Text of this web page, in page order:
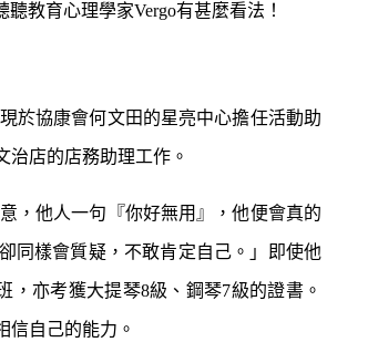
教育心理學家Vergo有甚麼看法！
於協康會何文田的星亮中心擔任活動助
治店的店務助理工作。
，他人一句『你好無用』，他便會真的
同樣會質疑，不敢肯定自己。」即使他
，亦考獲大提琴8級、鋼琴7級的證書。
信自己的能力。
件
留
潔大
+牆
霉
1
賽」報名反應熱烈 參賽學校學
免費參加｜2025-26「田叔叔英
語閱讀計劃」正式公開招募！累
積受惠達118,000家庭
3
女青研究近半SEN兒童家長曾遭